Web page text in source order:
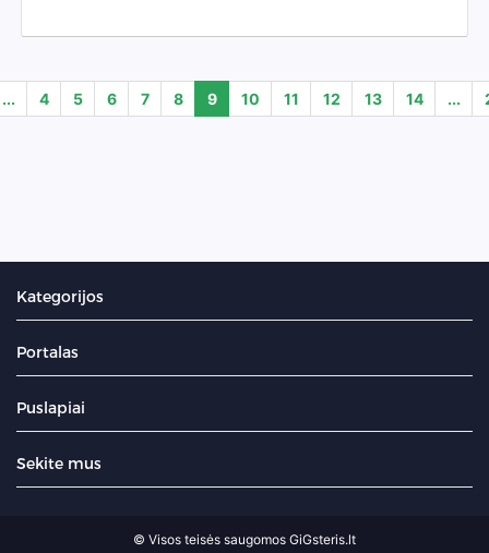
... 4 5 6 7 8 9 10 11 12 13 14 ...
Kategorijos
Portalas
Puslapiai
Sekite mus
© Visos teisės saugomos GiGsteris.lt